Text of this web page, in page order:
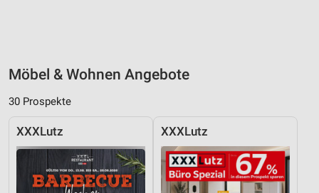
Möbel & Wohnen Angebote
30 Prospekte
XXXLutz XXXLutz